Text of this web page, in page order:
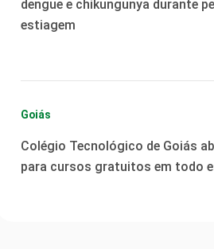
dengue e chikungunya durante
estiagem
Goiás
Colégio Tecnológico de Goiás
para cursos gratuitos em todo